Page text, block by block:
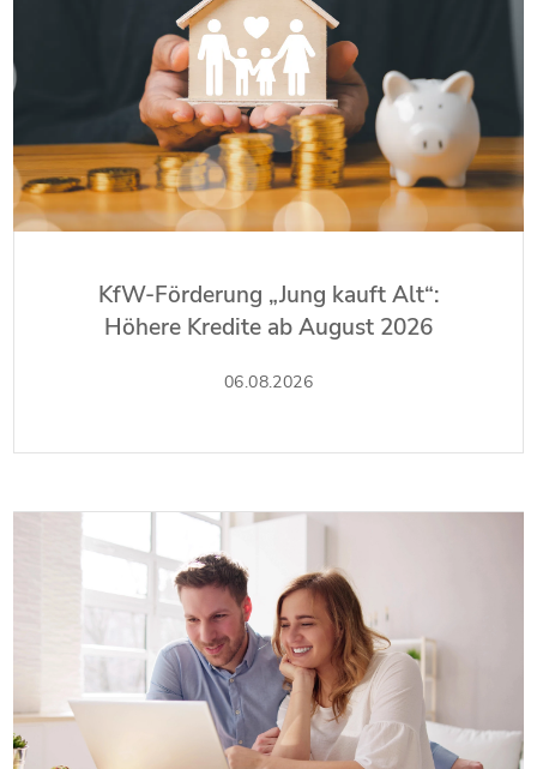
KfW-Förderung „Jung kauft Alt“:
Höhere Kredite ab August 2026
06.08.2026